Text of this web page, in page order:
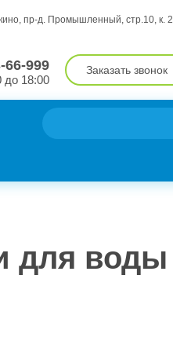
пр-д. Промышленный, стр.10, к. 2
66-999
до 18:00
Заказать звонок
для воды